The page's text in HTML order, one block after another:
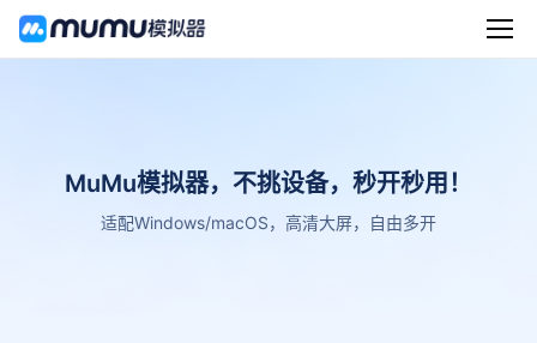
MuMu模拟器，不挑设备，秒开秒用！
适配Windows/macOS，高清大屏，自由多开